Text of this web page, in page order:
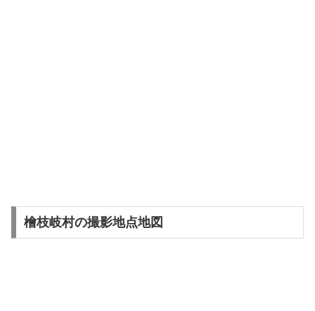
檜枝岐村の撮影地点地図